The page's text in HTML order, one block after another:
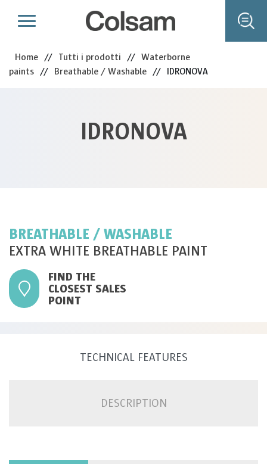
Home // Tutti i prodotti // Waterborne
paints // Breathable / Washable // IDRONOVA
IDRONOVA
BREATHABLE / WASHABLE
EXTRA WHITE BREATHABLE PAINT
FIND THE
CLOSEST SALES
POINT
TECHNICAL FEATURES
DESCRIPTION